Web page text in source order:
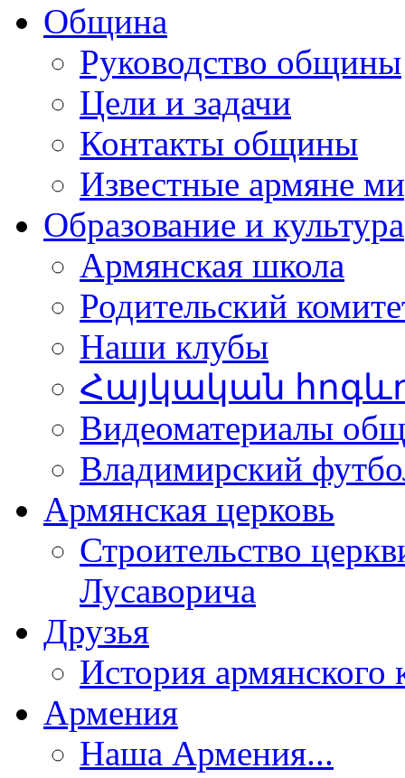
Община
Руководство общины
Цели и задачи
Контакты общины
Известные армяне
Образование и культура
Армянская школа
Родительский
Наши клубы
Հայկական
Видеоматериалы
Владимирский
Армянская церковь
Строительство
Лусаворича
Друзья
История армянского
Армения
Наша Армения...